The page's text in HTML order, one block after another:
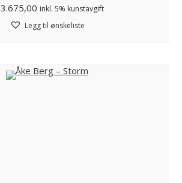
3.675,00 inkl. 5% kunstavgift
Legg til ønskeliste